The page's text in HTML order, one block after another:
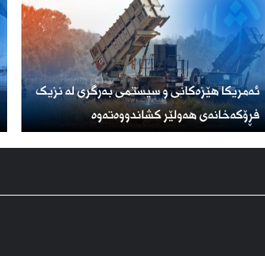
ئەمریكا هێزەكانی و سیستمی بەرگری لە نزیک
فڕۆكەخانەی هەولێر كشاندووەتەوە